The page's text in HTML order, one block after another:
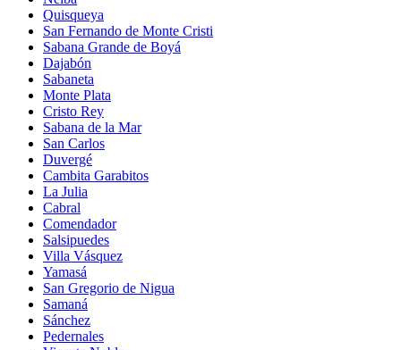
Quisqueya
San Fernando de Monte Cristi
Sabana Grande de Boyá
Dajabón
Sabaneta
Monte Plata
Cristo Rey
Sabana de la Mar
San Carlos
Duvergé
Cambita Garabitos
La Julia
Cabral
Comendador
Salsipuedes
Villa Vásquez
Yamasá
San Gregorio de Nigua
Samaná
Sánchez
Pedernales